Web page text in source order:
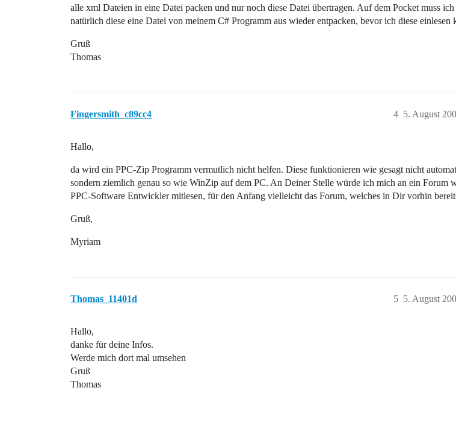
alle xml Dateien in eine Datei packen und nur noch diese Datei übertragen. Auf dem Pocket muss ich
natürlich diese eine Datei von meinem C# Programm aus wieder entpacken, bevor ich diese einlesen
Gruß
Thomas
Fingersmith_c89cc4 5. August
4
Hallo,
da wird ein PPC-Zip Programm vermutlich nicht helfen. Diese funktionieren wie gesagt nicht
sondern ziemlich genau so wie WinZip auf dem PC. An Deiner Stelle würde ich mich an ein Forum
PPC-Software Entwickler mitlesen, für den Anfang vielleicht das Forum, welches in Dir vorhin
Gruß,
Myriam
Thomas_11401d 5. August
5
Hallo,
danke für deine Infos.
Werde mich dort mal umsehen
Gruß
Thomas